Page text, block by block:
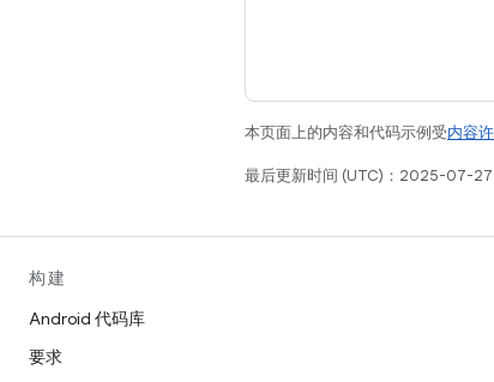
本页面上的内容和代码示例受内容
最后更新时间 (UTC)：2025-07-27
构建
Android 代码库
要求